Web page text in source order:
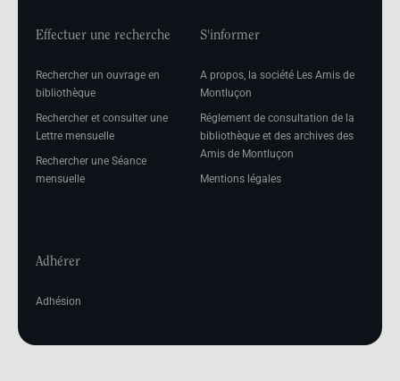
Effectuer une recherche
Rechercher un ouvrage en
bibliothèque
Rechercher et consulter une
Lettre mensuelle
Rechercher une Séance
mensuelle
S'informer
A propos, la société Les Amis de
Montluçon
Réglement de consultation de la
bibliothèque et des archives des
Amis de Montluçon
Mentions légales
Adhérer
Adhésion